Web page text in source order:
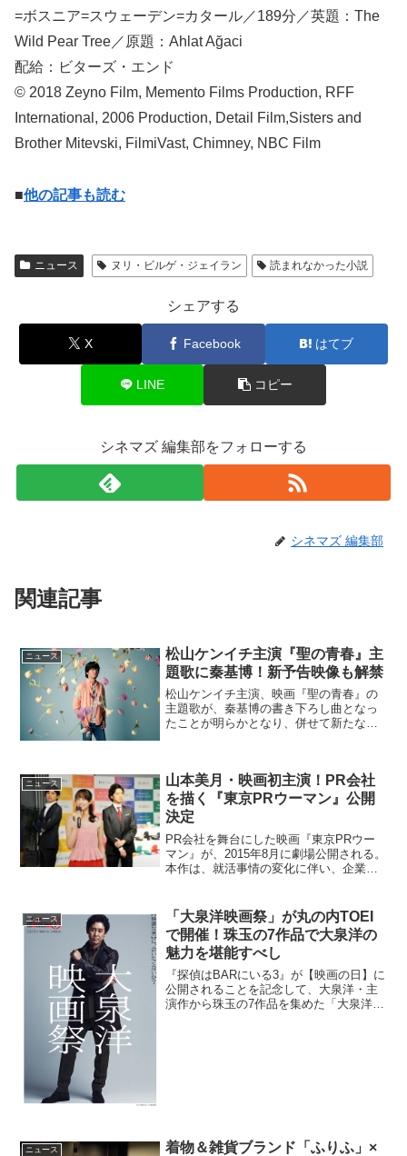
=ボスニア=スウェーデン=カタール／189分／英題：The
Wild Pear Tree／原題：Ahlat Ağaci
配給：ビターズ・エンド
© 2018 Zeyno Film, Memento Films Production, RFF
International, 2006 Production, Detail Film,Sisters and
Brother Mitevski, FilmiVast, Chimney, NBC Film
■他の記事も読む
ニュース ヌリ・ビルゲ・ジェイラン 読まれなかった小説
シェアする
X Facebook はてブ
LINE コピー
シネマズ 編集部をフォローする
シネマズ 編集部
関連記事
ニュース
松山ケンイチ主演『聖の青春』主
題歌に秦基博！新予告映像も解禁
松山ケンイチ主演、映画『聖の青春』の
主題歌が、秦基博の書き下ろし曲となっ
たことが明らかとなり、併せて新たな予
ていたひとりの青年が、...
ニュース
山本美月・映画初主演！PR会社
を描く『東京PRウーマン』公開
決定
PR会社を舞台にした映画『東京PRウー
マン』が、2015年8月に劇場公開される。
本作は、就活事情の変化に伴い、企業が
活生や転職希望者に対してより効果的
に”PR”という仕...
ニュース
「大泉洋映画祭」が丸の内TOEI
で開催！珠玉の7作品で大泉洋の
魅力を堪能すべし
『探偵はBARにいる3』が【映画の日】に
公開されることを記念して、大泉洋・主
演作から珠玉の7作品を集めた「大泉洋映
ニュース
着物＆雑貨ブランド「ふりふ」×